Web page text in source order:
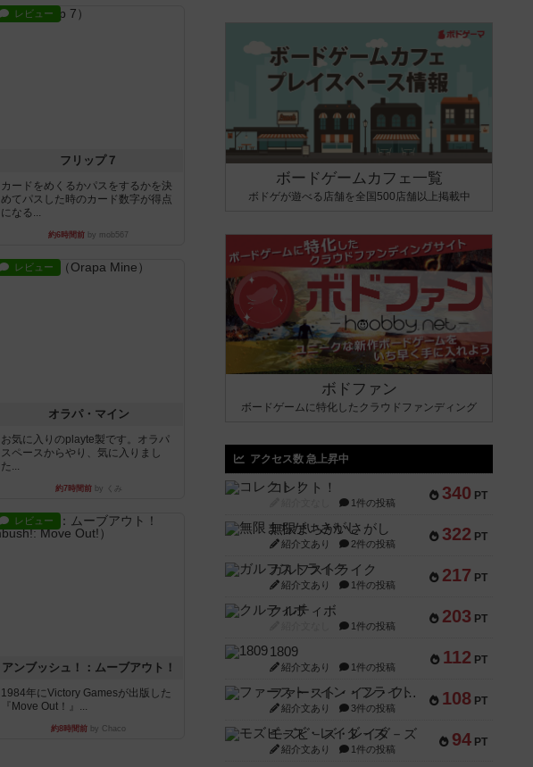
レビュー
フリップ７
カードをめくるかパスをするかを決
めてパスした時のカード数字が得点
になる...
約6時間前 by mob567
レビュー
オラパ・マイン
お気に入りのplayte製です。オラパ
スペースからやり、気に入りまし
た...
約7時間前by くみ
レビュー
アンブッシュ！：ムーブアウト！
1984年にVictory Gamesが出版した
『Move Out！』...
約8時間前 by Chaco
ボードゲームカフェ一覧
ボドゲが遊べる店舗を全国500店舗以上掲載中
ボドファン
ボードゲームに特化したクラウドファンディング
アクセス数 急上昇中
340 PT
コレクト！
1件の投稿
322 PT
無限まちがいさがし
紹介文あり 2件の投稿
217 PT
ガルフストライク
紹介文あり 1件の投稿
203 PT
クルティボ
1件の投稿
112 PT
1809
紹介文あり 1件の投稿
108 PT
ファースト・イン・フライト
紹介文あり 3件の投稿
94 PT
モズビ－ズ・レイダ－ズ
紹介文あり 1件の投稿